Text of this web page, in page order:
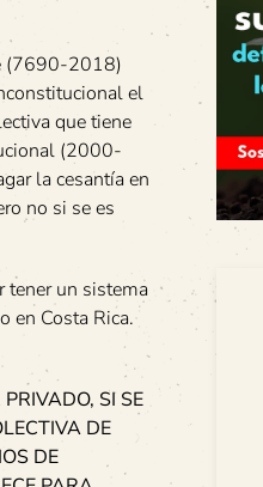
(7690-2018)
el
que tiene
(2000-
la cesantía en
no si se es
tener un sistema
en Costa Rica.
SI SE
DE
DE